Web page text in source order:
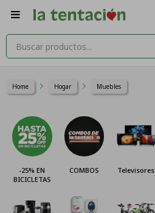

Home Hogar Muebles
-25% EN
BICICLETAS
COMBOS Televisores